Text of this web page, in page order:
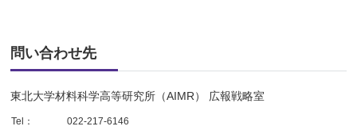
問い合わせ先
東北大学材料科学高等研究所（AIMR） 広報戦略室
Tel：
022-217-6146